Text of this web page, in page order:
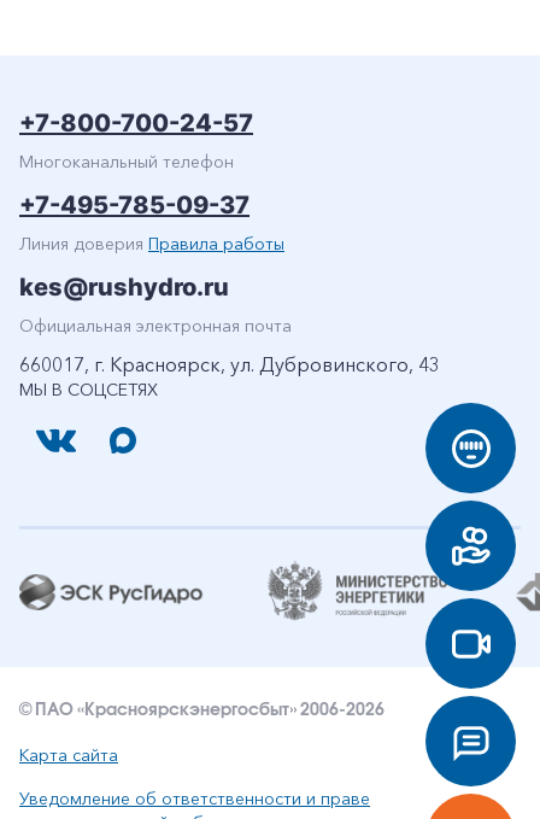
МЫ В СОЦСЕТЯХ
+7-800-700-24-57
Многоканальный телефон
+7-495-785-09-37
Линия доверия Правила работы
kes@rushydro.ru
Официальная электронная почта
660017, г. Красноярск, ул. Дубровинского, 43
© ПАО «Красноярскэнергосбыт» 2006-2026
Карта сайта
Уведомление об ответственности и праве